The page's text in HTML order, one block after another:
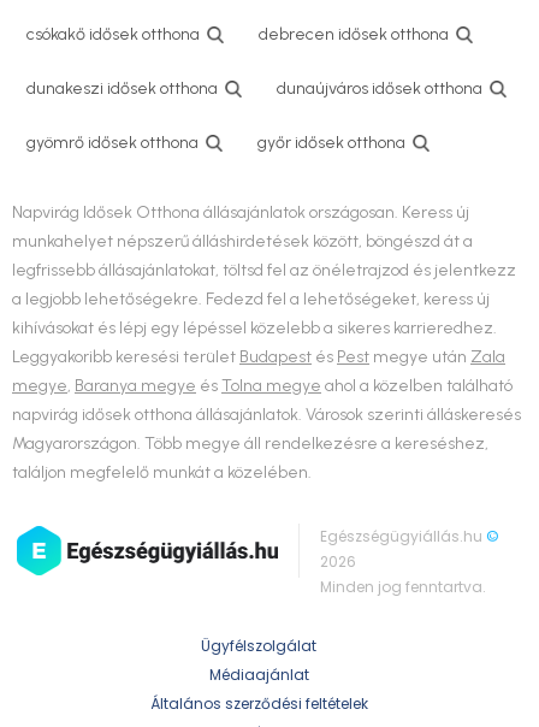
csókakő idősek otthona debrecen idősek otthona
dunakeszi idősek otthona dunaújváros idősek otthona
gyömrő idősek otthona győr idősek otthona
Napvirág Idősek Otthona állásajánlatok országosan. Keress új
munkahelyet népszerű álláshirdetések között, böngészd át a
legfrissebb állásajánlatokat, töltsd fel az önéletrajzod és jelentkezz
a legjobb lehetőségekre. Fedezd fel a lehetőségeket, keress új
kihívásokat és lépj egy lépéssel közelebb a sikeres karrieredhez.
Leggyakoribb keresési terület Budapest és Pest megye után Zala
megye, Baranya megye ésTolna megye ahol a közelben található
napvirág idősek otthona állásajánlatok. Városok szerinti álláskeresés
Magyarországon. Több megye áll rendelkezésre a kereséshez,
találjon megfelelő munkát a közelében.
Egészségügyiállás.hu©
2026
Minden jog fenntartva.
Ügyfélszolgálat
Médiaajánlat
Általános szerződési feltételek